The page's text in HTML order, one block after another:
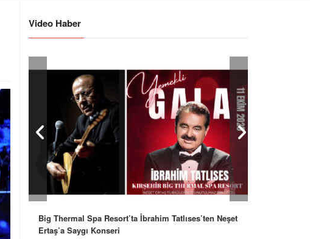
Video Haber
Big Thermal Spa Resort’ta İbrahim Tatlıses’ten Neşet
Ertaş’a Saygı Konseri